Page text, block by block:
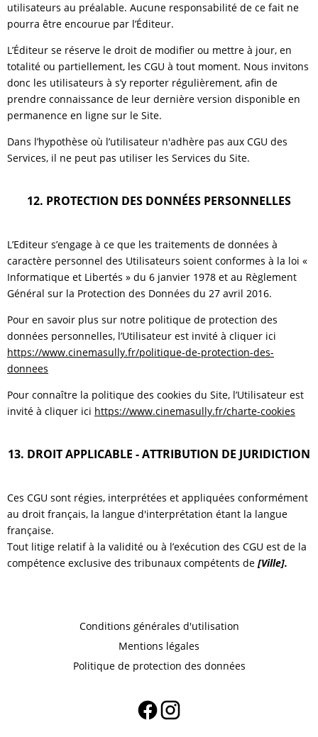
utilisateurs au préalable. Aucune responsabilité de ce fait ne
pourra être encourue par l’Éditeur.
L’Éditeur se réserve le droit de modifier ou mettre à jour, en
totalité ou partiellement, les CGU à tout moment. Nous invitons
donc les utilisateurs à s’y reporter régulièrement, afin de
prendre connaissance de leur dernière version disponible en
permanence en ligne sur le Site.
Dans l’hypothèse où l’utilisateur n'adhère pas aux CGU des
Services, il ne peut pas utiliser les Services du Site.
12. PROTECTION DES DONNÉES PERSONNELLES
L’Editeur s’engage à ce que les traitements de données à
caractère personnel des Utilisateurs soient conformes à la loi «
Informatique et Libertés » du 6 janvier 1978 et au Règlement
Général sur la Protection des Données du 27 avril 2016.
Pour en savoir plus sur notre politique de protection des
données personnelles, l’Utilisateur est invité à cliquer ici
https://www.cinemasully.fr/politique-de-protection-des-
donnees
Pour connaître la politique des cookies du Site, l’Utilisateur est
invité à cliquer ici https://www.cinemasully.fr/charte-cookies
13. DROIT APPLICABLE - ATTRIBUTION DE JURIDICTION
Ces CGU sont régies, interprétées et appliquées conformément
au droit français, la langue d'interprétation étant la langue
française.
Tout litige relatif à la validité ou à l’exécution des CGU est de la
compétence exclusive des tribunaux compétents de [Ville].
Conditions générales d'utilisation
Mentions légales
Politique de protection des données